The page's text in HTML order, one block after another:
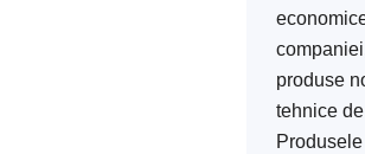
produse
tehnice